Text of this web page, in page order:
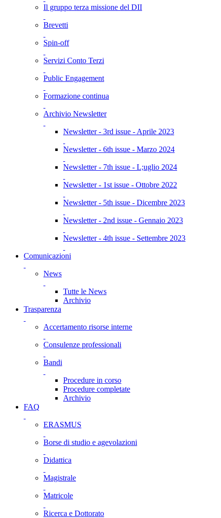
Il gruppo terza missione del DII
Brevetti
Spin-off
Servizi Conto Terzi
Public Engagement
Formazione continua
Archivio Newsletter
Newsletter - 3rd issue - Aprile 2023
Newsletter - 6th issue - Marzo 2024
Newsletter - 7th issue - L;uglio 2024
Newsletter - 1st issue - Ottobre 2022
Newsletter - 5th issue - Dicembre 2023
Newsletter - 2nd issue - Gennaio 2023
Newsletter - 4th issue - Settembre 2023
Comunicazioni
News
Tutte le News
Archivio
Trasparenza
Accertamento risorse interne
Consulenze professionali
Bandi
Procedure in corso
Procedure completate
Archivio
FAQ
ERASMUS
Borse di studio e agevolazioni
Didattica
Magistrale
Matricole
Ricerca e Dottorato